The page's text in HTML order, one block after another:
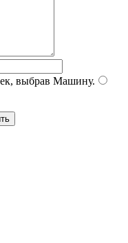
выбрав Машину.